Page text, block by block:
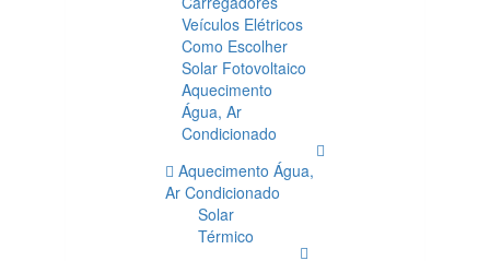
Veículos Elétricos
Como Escolher
Solar Fotovoltaico
Aquecimento
Água, Ar
Condicionado
Aquecimento Água,
Ar Condicionado
Solar
Térmico